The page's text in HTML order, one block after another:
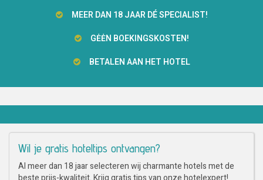
MEER DAN 18 JAAR DÉ SPECIALIST!
GĖĖN BOEKINGSKOSTEN!
BETALEN AAN HET HOTEL
Wil je gratis hoteltips ontvangen?
Al meer dan 18 jaar selecteren wij charmante hotels met de